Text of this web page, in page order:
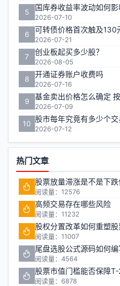
5 国库券收益率波动如何
2026-07-10
6
2026-07-21
7 创业板起买多少股？
2026-08-05
8 开通证券账户收费吗
2026-07-16
9 基金卖出价格怎么确定
2026-07-09
10 股市每年究竟有多少个交
2026-07-12
热门文章
股票放量滞涨是不是下跌
阅读量：12576
高频交易存在哪些风险
阅读量：11232
股权分置改革如何重塑
阅读量：11007
尾盘选股公式源码如何编
阅读量：4564
阅读量：6878